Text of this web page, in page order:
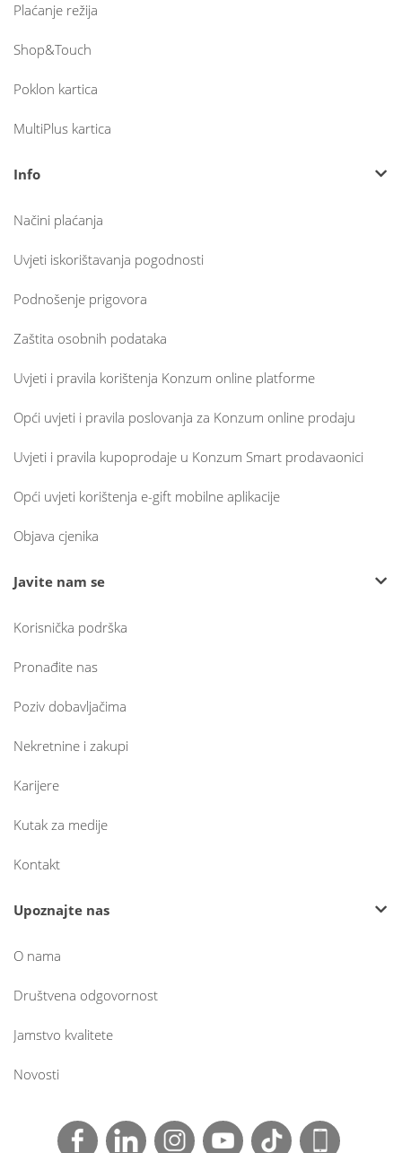
Plaćanje režija
Shop&Touch
Poklon kartica
MultiPlus kartica
Info
Načini plaćanja
Uvjeti iskorištavanja pogodnosti
Podnošenje prigovora
Zaštita osobnih podataka
Uvjeti i pravila korištenja Konzum online platforme
Opći uvjeti i pravila poslovanja za Konzum online prodaju
Uvjeti i pravila kupoprodaje u Konzum Smart prodavaonici
Opći uvjeti korištenja e-gift mobilne aplikacije
Objava cjenika
Javite nam se
Korisnička podrška
Pronađite nas
Poziv dobavljačima
Nekretnine i zakupi
Karijere
Kutak za medije
Kontakt
Upoznajte nas
O nama
Društvena odgovornost
Jamstvo kvalitete
Novosti